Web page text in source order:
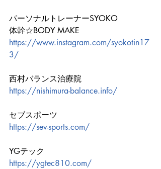
パーソナルトレーナーSYOKO
体幹☆BODY MAKE
https://www.instagram.com/syokotin17
3/
西村バランス治療院
https://nishimura-balance.info/
セブスポーツ
https://sev-sports.com/
YGテック
https://ygtec810.com/